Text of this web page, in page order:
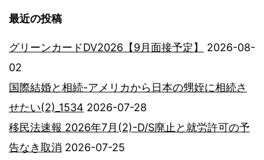
最近の投稿
グリーンカードDV2026【9月面接予定】
2026-08-
02
国際結婚と相続-アメリカから日本の甥姪に相続さ
せたい(2)_1534 2026-07-28
移民法速報 2026年7月(2)-D/S廃止と就労許可の予
告なき取消 2026-07-25